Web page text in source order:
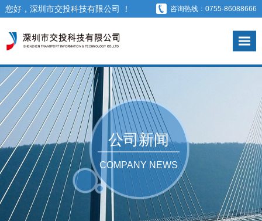
您好，深圳市交投科技有限公司 ！ 咨询热线：0755-86088666
公司新闻
COMPANY NEWS